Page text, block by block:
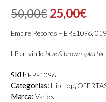
50,00€ El
precio
50,00€.
25,00€El
Empire Records – ERE1096,
LP en vinilo blue & brown splatter
SKU: ERE1096
Categorías: Hip Hop,
Marca: Varios